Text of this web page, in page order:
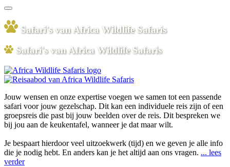
Safari's van Africa Wildlife Safaris
Safari's van Africa Wildlife Safaris
Jouw wensen en onze expertise voegen we samen tot een passende
safari voor jouw gezelschap. Dit kan een individuele reis zijn of een
groepsreis die past bij jouw beelden over de reis. Dit bespreken we
bij jou aan de keukentafel, wanneer je dat maar wilt.
Je bespaart hierdoor veel uitzoekwerk (tijd) en we geven je alle info
die je nodig hebt. En anders kan je het altijd aan ons vragen. ... lees
verder